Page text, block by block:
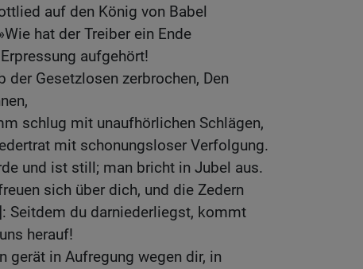
auf den König von Babel
hat der Treiber ein Ende
aufgehört!
der Gesetzlosen zerbrochen, Den
schlug mit unaufhörlichen Schlägen,
mit schonungsloser Verfolgung.
und ist still; man bricht in Jubel aus.
sich über dich, und die Zedern
Seitdem du darniederliegst, kommt
herauf!
gerät in Aufregung wegen dir, in